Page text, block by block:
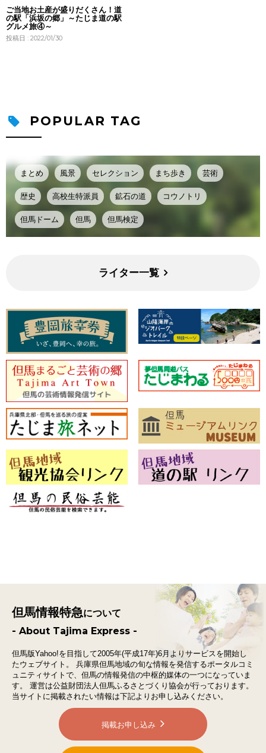
ご当地お土産が盛りだくさん！道
の駅「浜坂の郷」～たじま道の駅
グルメ旅④～
投稿日 : 2022/01/30
POPULAR TAG
まとめ 風景 セレクション まち歩き 芸術
歴史 高校生特派員 鉱石の道 コウノトリ
但馬ドーム 但馬 但馬検定
ライター一覧
但馬情報特急について
- About Tajima Express -
但馬版Yahoo!を目指して2005年(平成17年)6月よりサービスを開始し
たウェブサイト。
兵庫県但馬地域の旬な情報を発信するポータルコミ
ュニティサイトで、 但馬の情報発信の中枢的媒体の一つになっていま
す。
運営は公益財団法人但馬ふるさとづくり協会が行っております。
当サイトに掲載されたい情報は下記よりお申し込みください。
掲載お申し込み